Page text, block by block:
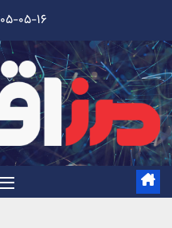
content
۱۴۰۵-